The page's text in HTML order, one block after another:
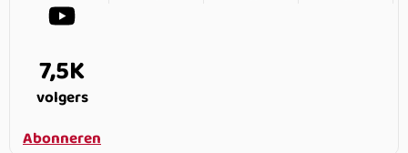
7,5K
volgers
Abonneren